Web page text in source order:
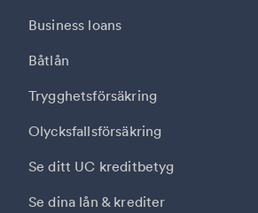
Business loans
Båtlån
Trygghetsförsäkring
Olycksfallsförsäkring
Se ditt UC kreditbetyg
Se dina lån & krediter